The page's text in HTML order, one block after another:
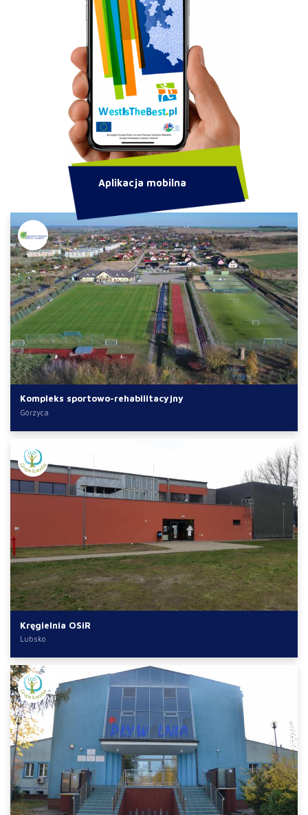
Kompleks sportowo-rehabilitacyjny
Górzyca
Kręgielnia OSiR
Lubsko
Aplikacja mobilna